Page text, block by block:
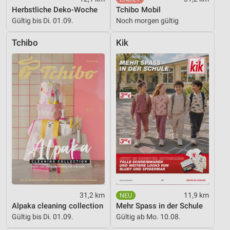
Herbstliche Deko-Woche
Gültig bis Di. 01.09.
Tchibo Mobil
Noch morgen gültig
Tchibo
31,2 km
Alpaka cleaning collection
Gültig bis Di. 01.09.
Kik
11,9 km
Mehr Spass in der Schule
Gültig ab Mo. 10.08.
IAB-Besonderheiten:
Verwendung genauer Standortdaten
Geräte anhand von aktiv angeforderten
Informationen identifizieren
Nicht-IAB-Verarbeitungszwecke:
Notwendig
Performance
Funktional
Werbung